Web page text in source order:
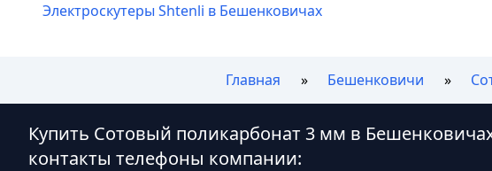
Электроскутеры Shtenli в Бешенковичах
Главная Бешенковичи
Купить Сотовый поликарбонат 3 мм в
контакты телефоны компании: